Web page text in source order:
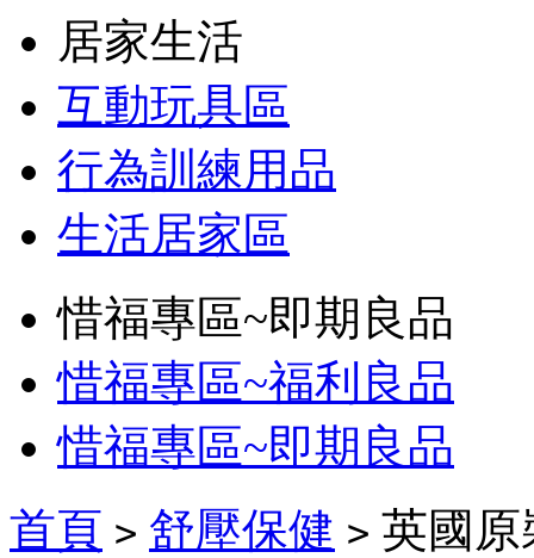
居家生活
互動玩具區
行為訓練用品
生活居家區
惜福專區~即期良品
惜福專區~福利良品
惜福專區~即期良品
首頁 > 舒壓保健 > 英國原